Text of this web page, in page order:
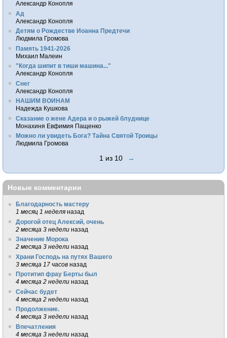
Александр Конопля
Ад
Александр Конопля
Детям о Рождестве Иоанна Предтечи
Людмила Громова
Память 1941-2026
Михаил Малеин
"Когда шипит в тиши машина..."
Александр Конопля
Снег
Александр Конопля
НАШИМ ВОИНАМ
Надежда Кушкова
Сказание о жене Адера и о рыжей блуднице
Монахиня Евфимия Пащенко
Можно ли увидеть Бога? Тайна Святой Троицы
Людмила Громова
1 из 10 →
Новые комментарии
Благодарность мастеру
1 месяц 1 неделя назад
Дорогой отец Алексий, очень
2 месяца 3 недели назад
Значение Морока
2 месяца 3 недели назад
Храни Господь на путях Вашего
3 месяца 17 часов назад
Протитип фрау Берты был
4 месяца 2 недели назад
Сейчас будет
4 месяца 2 недели назад
Продолжение.
4 месяца 3 недели назад
Впечатления
4 месяца 3 недели назад